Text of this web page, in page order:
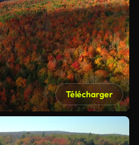
Télécharger